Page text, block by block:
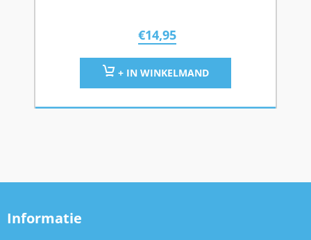
€14,95
+ IN WINKELMAND
Informatie